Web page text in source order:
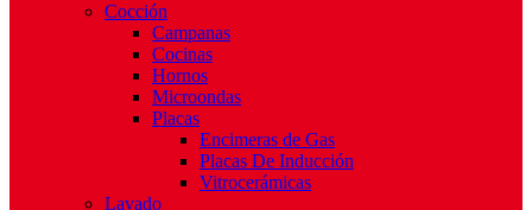
Cocción
Campanas
Cocinas
Hornos
Microondas
Placas
Encimeras de Gas
Placas De Inducción
Vitrocerámicas
Lavado